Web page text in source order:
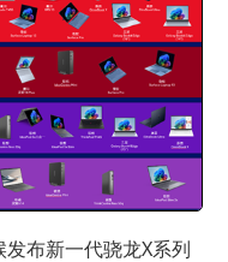
布新一代骁龙X系列